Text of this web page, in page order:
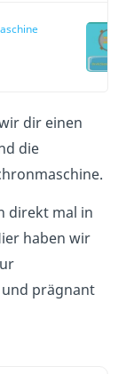
dir einen
die
direkt mal in
haben wir
und prägnant